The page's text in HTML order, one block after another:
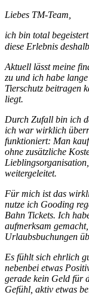
Liebes TM-Team,
ich bin total
diese Erlebnis
Aktuell lässt meine
zu und ich habe
Tierschutz beitragen
liegt.
Durch Zufall bin ich
ich war wirklich
funktioniert: Man
ohne zusätzliche
weitergeleitet.
Für mich ist das
nutze ich Gooding
Bahn Tickets. Ich
aufmerksam
Urlaubsbuchungen
Es fühlt sich ehrlich
nebenbei etwas
gerade kein Geld für
Gefühl, aktiv etwas